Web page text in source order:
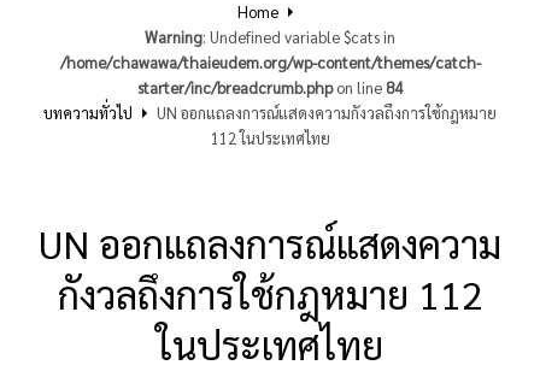
Home
Warning: Undefined variable $cats in
/home/chawawa/thaieudem.org/wp-content/themes/catch-
starter/inc/breadcrumb.phpon line 84
บทความทั่วไป
UN ออกแถลงการณ์แสดงความกังวลถึงการใช้กฎหมาย
112 ในประเทศไทย
UN ออกแถลงการณ์แสดงความ
กังวลถึงการใช้กฎหมาย 112
ในประเทศไทย